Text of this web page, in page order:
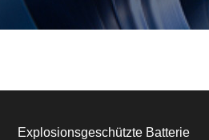
Explosionsgeschützte Batterie